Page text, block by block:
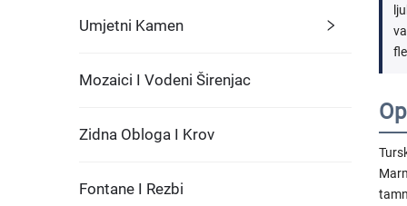
Umjetni Kamen
Mozaici I Vodeni Širenjac
Zidna Obloga I Krov
Fontane I Rezbi